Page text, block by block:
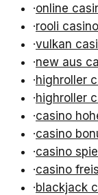
·online
·rooli casino
·vulkan
·new aus
·highroller
·highroller
·casino
·casino
·casino
·casino
·blackjack